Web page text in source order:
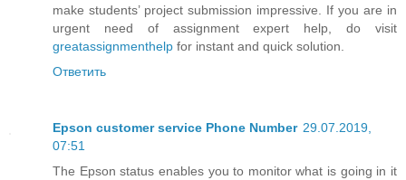
make students’ project submission impressive. If you are in
urgent need of assignment expert help, do visit
greatassignmenthelp for instant and quick solution.
Ответить
Epson customer service Phone Number 29.07.2019,
07:51
The Epson status enables you to monitor what is going in it